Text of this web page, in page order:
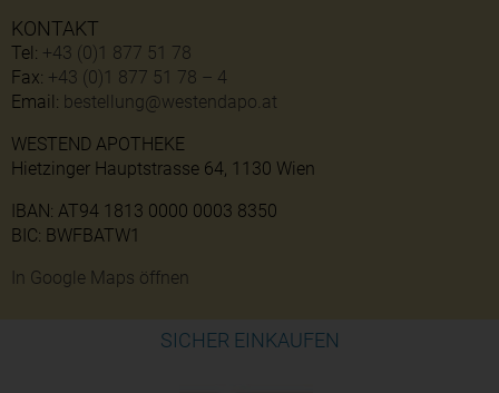
KONTAKT
Tel: +43 (0)1 877 51 78
Fax: +43 (0)1 877 51 78 – 4
Email: bestellung@westendapo.at
WESTEND APOTHEKE
Hietzinger Hauptstrasse 64, 1130 Wien
IBAN: AT94 1813 0000 0003 8350
BIC: BWFBATW1
In Google Maps öffnen
SICHER EINKAUFEN